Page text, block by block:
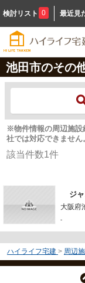
検討リスト 0 最近見
池田市のその
※物件情報の周辺施設
社では対応できません
該当件数1件
ジ
大阪府
-
ハイライフ宅建 > 周辺